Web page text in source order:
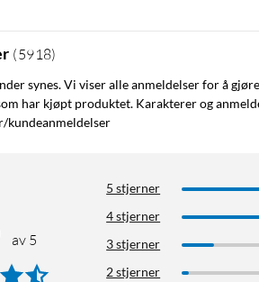
(5918)
synes. Vi viser alle anmeldelser for å
har kjøpt produktet. Karakterer og
av 5
5 stjerner
4 stjerner
3 stjerner
2 stjerner